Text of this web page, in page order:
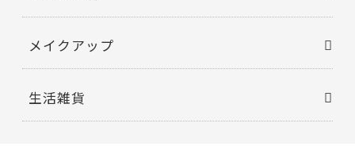
メイクアップ
生活雑貨